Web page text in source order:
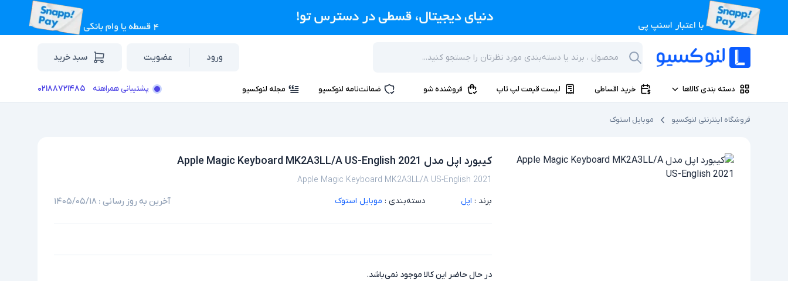
ورود عضویت سبد خرید
دسته بندی کالاها خرید اقساطی لیست قیمت لپ تاپ فروشنده شو ضمانت‌نامه لنوکسیو مجله لنوکسیو پشتیبانی همراهته ۰۲۱۸۸۷۲۱۴۸۵
فروشگاه اینترنتی لنوکسیو موبایل استوک
کیبورد اپل مدل Apple Magic Keyboard MK2A3LL/A US-English 2021
Apple Magic Keyboard MK2A3LL/A US-English 2021
برند : اپل دسته‌بندی : موبایل استوک آخرین به روز رسانی : ۱۴۰۵/۰۵/۱۸
در حال حاضر این کالا موجود نمی‌باشد.